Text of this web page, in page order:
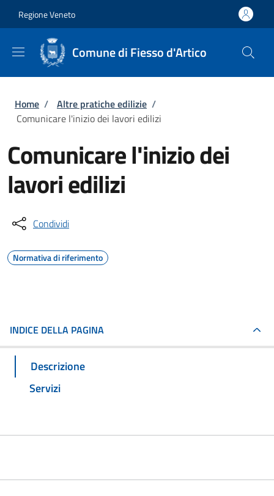
Regione Veneto
Comune di Fiesso d'Artico
Briciole di pane
Home / Altre pratiche edilizie /
Comunicare l'inizio dei lavori edilizi
Comunicare l'inizio dei
lavori edilizi
Condividi
Normativa di riferimento
INDICE DELLA PAGINA
Descrizione
Servizi